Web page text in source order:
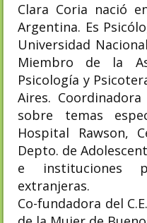
Clara Coria nació
Argentina. Es
Universidad
Miembro de la
Psicología y
Aires.
sobre temas
Hospital Rawson,
Depto. de
e instituciones
extranjeras.
Co-fundadora del